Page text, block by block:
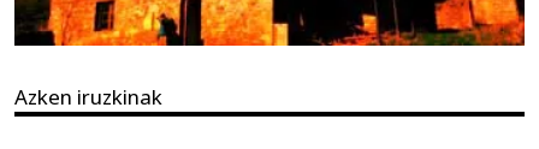
Azken iruzkinak